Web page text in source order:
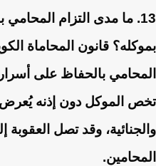
13. ما مدى التزام
بموكله؟ قانون المحاماة
المحامي بالحفاظ على
تخص الموكل دون إذنه يُعرض
والجنائية، وقد تصل
المحامين.